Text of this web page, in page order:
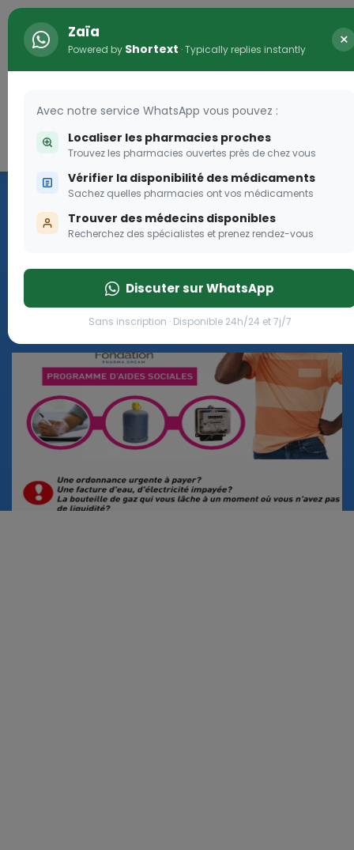
Connexion
Les aides sociales Pharma
Dream
pique!
Zaïa
Powered by Shortext · Typically replies instantly ×
Avec notre service WhatsApp vous pouvez :
Localiser les pharmacies proches
Trouvez les pharmacies ouvertes près de chez vous
Vérifier la disponibilité des médicaments
Sachez quelles pharmacies ont vos médicaments
Trouver des médecins disponibles
Recherchez des spécialistes et prenez rendez-vous
Discuter sur WhatsApp
Sans inscription · Disponible 24h/24 et 7j/7